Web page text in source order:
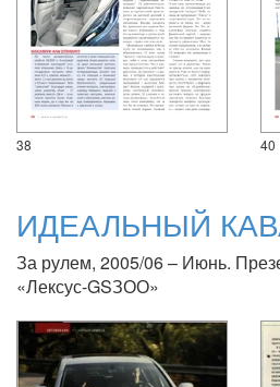
38 40
ИДЕАЛЬНЫЙ
За рулем, 2005/06 – Июнь.
«Лексус-GSЗОО»